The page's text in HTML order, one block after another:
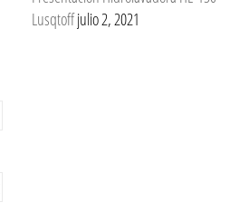
Lusqtoffjulio 2, 2021